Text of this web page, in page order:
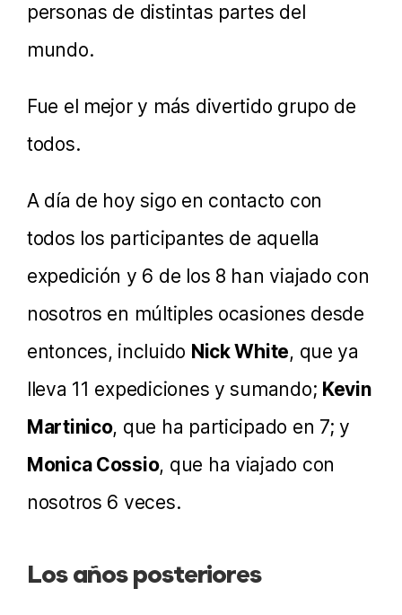
personas de distintas partes del
mundo.
Fue el mejor y más divertido grupo de
todos.
A día de hoy sigo en contacto con
todos los participantes de aquella
expedición y 6 de los 8 han viajado con
nosotros en múltiples ocasiones desde
entonces, incluido Nick White, que ya
lleva 11 expediciones y sumando; Kevin
Martinico, que ha participado en 7; y
Monica Cossio, que ha viajado con
nosotros 6 veces.
Los años posteriores